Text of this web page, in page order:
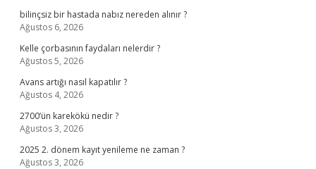
bilinçsiz bir hastada nabız nereden alınır ?
Ağustos 6, 2026
Kelle çorbasının faydaları nelerdir ?
Ağustos 5, 2026
Avans artığı nasıl kapatılır ?
Ağustos 4, 2026
2700’ün karekökü nedir ?
Ağustos 3, 2026
2025 2. dönem kayıt yenileme ne zaman ?
Ağustos 3, 2026